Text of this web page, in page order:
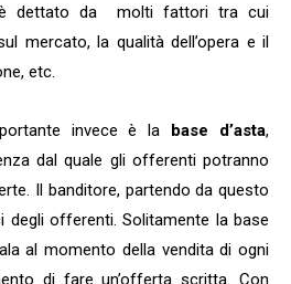
è dettato da molti fattori tra cui
mercato, la qualità dell’opera e il
etc.
invece è la base d’asta,
dal quale gli offerenti potranno
Il banditore, partendo da questo
degli offerenti. Solitamente la base
al momento della vendita di ogni
di fare un’offerta scritta. Con